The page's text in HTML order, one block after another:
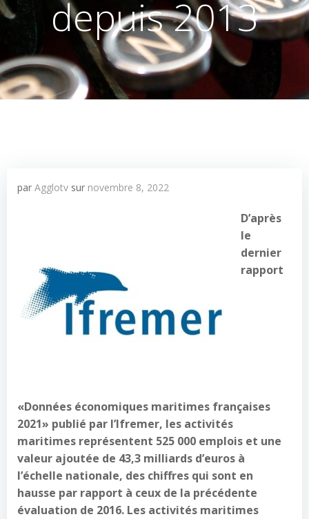
depuis 2013
par Agglotv sur novembre 8, 2022
D’après
le
dernier
rapport
«Données économiques maritimes françaises
2021» publié par l’Ifremer, les activités
maritimes représentent 525 000 emplois et une
valeur ajoutée de 43,3 milliards d’euros à
l’échelle nationale, des chiffres qui sont en
hausse par rapport à ceux de la précédente
évaluation de 2016. Les activités maritimes